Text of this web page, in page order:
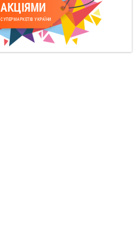
АКЦІЯМИ
СУПЕРМАРКЕТІВ УКРАЇНИ